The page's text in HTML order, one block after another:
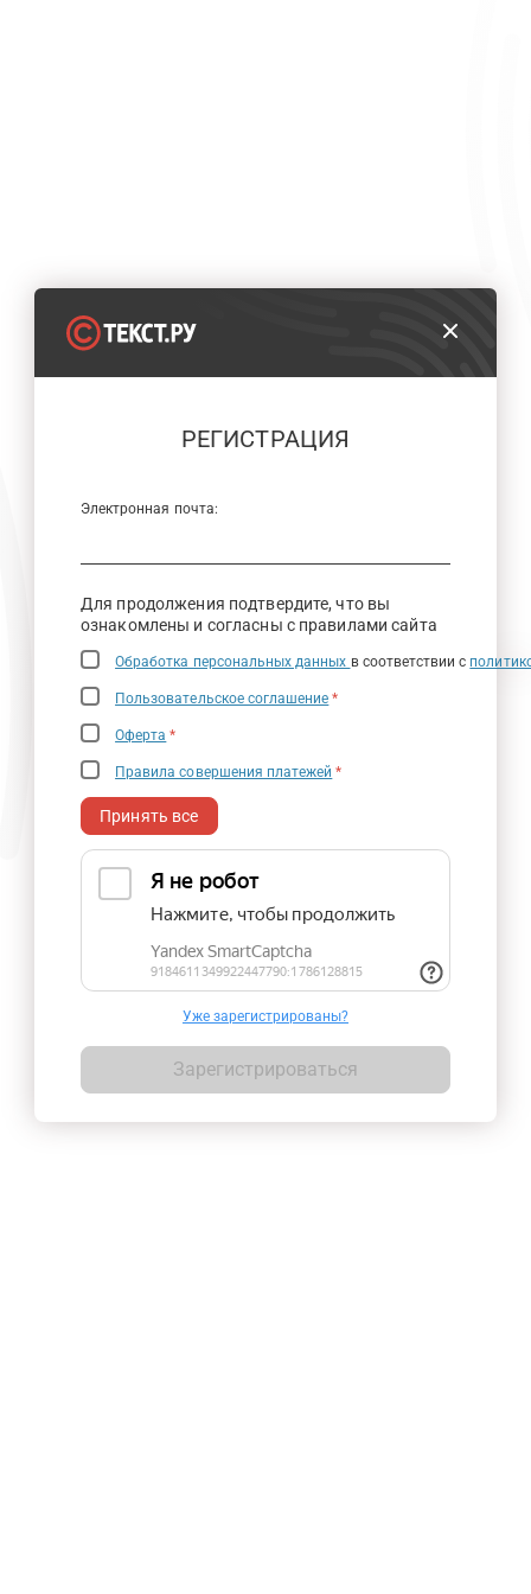
РЕГИСТРАЦИЯ
Электронная почта:
Для продолжения подтвердите, что вы
ознакомлены и согласны с правилами сайта
Обработка персональных данных в соответствии с
Пользовательское соглашение *
Оферта *
Правила совершения платежей *
Принять все
Уже зарегистрированы?
Зарегистрироваться